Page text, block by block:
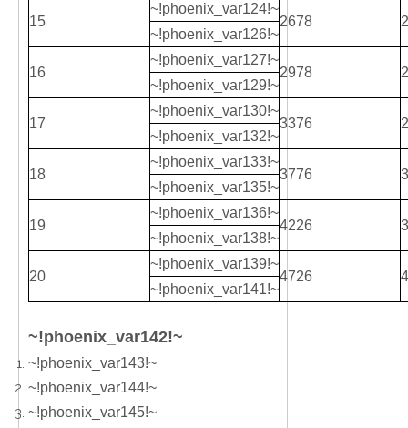
15
~!phoenix_var124!~
2678
~!phoenix_var126!~
16
~!phoenix_var127!~
2978
~!phoenix_var129!~
17
~!phoenix_var130!~
3376
~!phoenix_var132!~
18
~!phoenix_var133!~
3776
~!phoenix_var135!~
19
~!phoenix_var136!~
4226
~!phoenix_var138!~
20
~!phoenix_var139!~
4726
~!phoenix_var141!~
~!phoenix_var142!~
~!phoenix_var143!~
~!phoenix_var144!~
~!phoenix_var145!~